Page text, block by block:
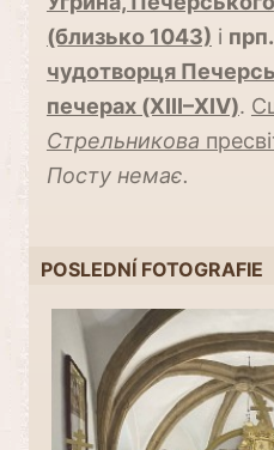
(близько 1043) і прп.
чудотворця
печерах (XIII–XIV).
Стрельникова
Посту немає.
POSLEDNÍ FOTOGRAFIE